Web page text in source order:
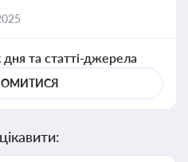
та статті-джерела